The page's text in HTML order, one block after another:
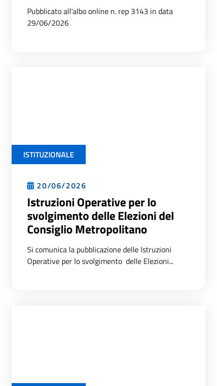
Pubblicato all'albo online n. rep 3143 in data
29/06/2026
ISTITUZIONALE
20/06/2026
Istruzioni Operative per lo
svolgimento delle Elezioni del
Consiglio Metropolitano
Si comunica la pubblicazione delle Istruzioni
Operative per lo svolgimento delle Elezioni...